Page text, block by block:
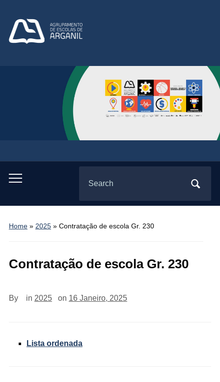
Toggle
menu
for:
Home» 2025» Contratação de escola Gr. 230
Contratação de escola Gr. 230
By in 2025 on 16 Janeiro, 2025
Lista ordenada